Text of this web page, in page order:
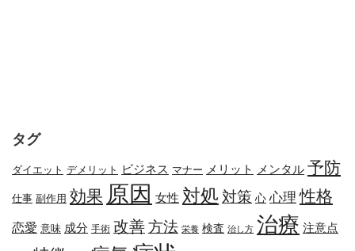
タグ
ダイエット デメリット ビジネス マナー メリット メンタル 予防
仕事 副作用 効果 原因 女性 対処 対策 心 心理 性格
恋愛 意味 成分 手術 改善方法 栄養 検査 治し方 治療 注意点